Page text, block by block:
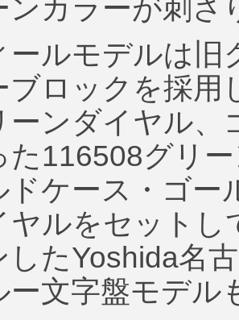
ンカラーが刺さ
ールモデルは
ブロックを採用
ーンダイヤル、
た116508グリ
ドケース・ゴ
ヤルをセットし
したYoshida名
ー文字盤モデ